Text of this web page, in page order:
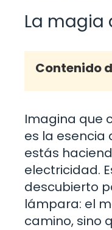
La magia
Contenido
Imagina que
es la esencia
estás
electricidad.
descubierto
lámpara: el
camino, sino